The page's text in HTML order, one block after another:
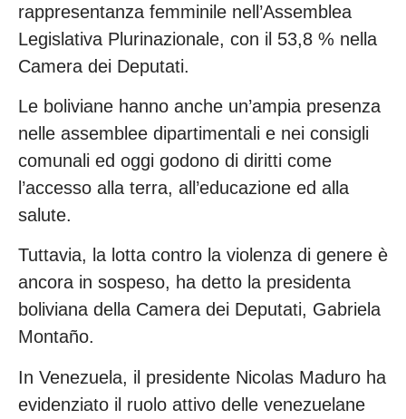
rappresentanza femminile nell’Assemblea
Legislativa Plurinazionale, con il 53,8 % nella
Camera dei Deputati.
Le boliviane hanno anche un’ampia presenza
nelle assemblee dipartimentali e nei consigli
comunali ed oggi godono di diritti come
l’accesso alla terra, all’educazione ed alla
salute.
Tuttavia, la lotta contro la violenza di genere è
ancora in sospeso, ha detto la presidenta
boliviana della Camera dei Deputati, Gabriela
Montaño.
In Venezuela, il presidente Nicolas Maduro ha
evidenziato il ruolo attivo delle venezuelane